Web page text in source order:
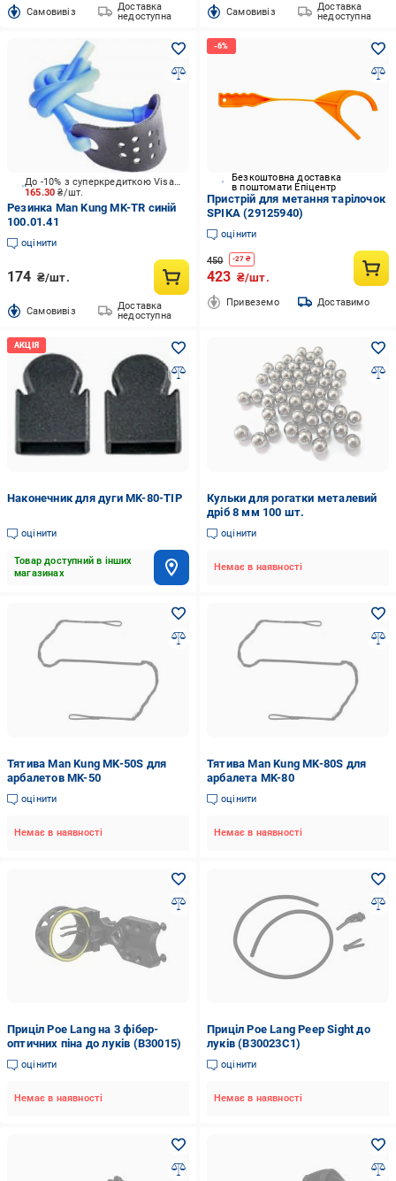
Cамовивіз
Доставка
недоступна
Cамовивіз
Доставка
недоступна
165.30₴/шт.
До -10% з суперкредиткою Visa Вигода
Резинка Man Kung MK-TR синій
100.01.41
оцінити
174 ₴/шт.
Cамовивіз
Доставка
недоступна
Безкоштовна доставка
в поштомати Епіцентр
Пристрій для метання тарілочок
SPIKA (29125940)
оцінити
450 -27 ₴
423 ₴/шт.
Привеземо Доставимо
Наконечник для дуги MK-80-TIP
оцінити
Товар доступний в інших
магазинах
Кульки для рогатки металевий
дріб 8 мм 100 шт.
оцінити
Немає в наявності
Тятива Man Kung MK-50S для
арбалетов MK-50
оцінити
Немає в наявності
Тятива Man Kung MK-80S для
арбалета MK-80
оцінити
Немає в наявності
Приціл Poe Lang на 3 фібер-
оптичних піна до луків (B30015)
оцінити
Немає в наявності
Приціл Poe Lang Peep Sight до
луків (B30023C1)
оцінити
Немає в наявності